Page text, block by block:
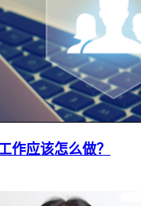
作应该怎么做？